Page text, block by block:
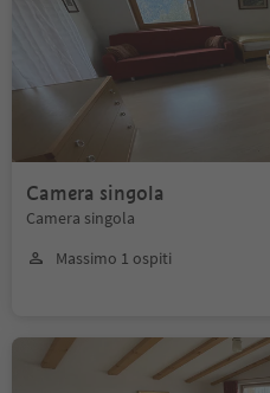
Camera singola
Camera singola
Massimo 1 ospiti